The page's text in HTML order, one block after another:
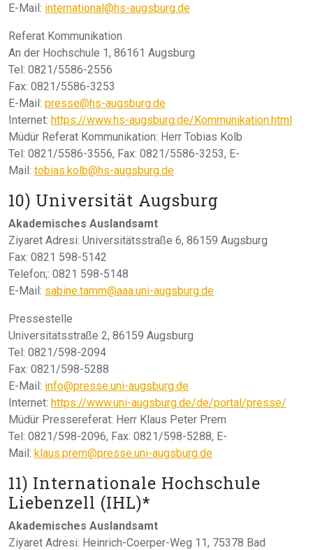
E-Mail: international@hs-augsburg.de
Referat Kommunikation
An der Hochschule 1, 86161 Augsburg
Tel: 0821/5586-2556
Fax: 0821/5586-3253
E-Mail: presse@hs-augsburg.de
Internet: https://www.hs-augsburg.de/Kommunikation.html
Müdür Referat Kommunikation: Herr Tobias Kolb
Tel: 0821/5586-3556, Fax: 0821/5586-3253, E-
Mail: tobias.kolb@hs-augsburg.de
10) Universität Augsburg
Akademisches Auslandsamt
Ziyaret Adresi: Universitätsstraße 6, 86159 Augsburg
Fax: 0821 598-5142
Telefon;: 0821 598-5148
E-Mail: sabine.tamm@aaa.uni-augsburg.de
Pressestelle
Universitätsstraße 2, 86159 Augsburg
Tel: 0821/598-2094
Fax: 0821/598-5288
E-Mail: info@presse.uni-augsburg.de
Internet: https://www.uni-augsburg.de/de/portal/presse/
Müdür Pressereferat: Herr Klaus Peter Prem
Tel: 0821/598-2096, Fax: 0821/598-5288, E-
Mail: klaus.prem@presse.uni-augsburg.de
11) Internationale Hochschule
Liebenzell (IHL)*
Akademisches Auslandsamt
Ziyaret Adresi: Heinrich-Coerper-Weg 11, 75378 Bad